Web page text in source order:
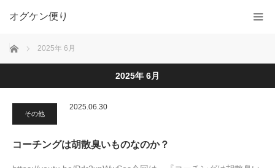
オグケン便り
ホーム 2025年 6月
2025年 6月
その他
2025.06.30
コーチングは胡散臭いものなのか？